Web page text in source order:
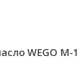
WEGO M-